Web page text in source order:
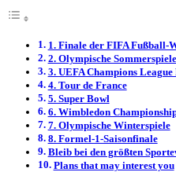
1. Finale der FIFA Fußball-
2. Olympische Sommerspiele
3. UEFA Champions
4. Tour de France
5. Super Bowl
6. Wimbledon
7. Olympische Winterspiele
8. Formel-1-Saisonfinale
Bleib bei den größten
Plans that may interest you